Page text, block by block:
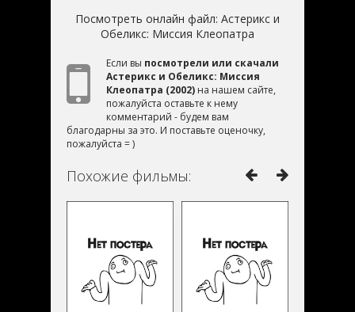
Посмотреть онлайн файл: Астерикс и
Обеликс: Миссия Клеопатра
Если вы посмотрели или скачали
Астерикс и Обеликс: Миссия
Клеопатра (2002) на нашем сайте,
пожалуйста оставьте к нему
комментарий - будем вам
благодарны за это. И поставьте оценочку,
пожалуйста = )
Похожие фильмы: